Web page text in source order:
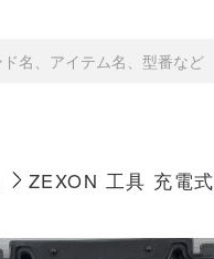
ZEXON 工具 充電